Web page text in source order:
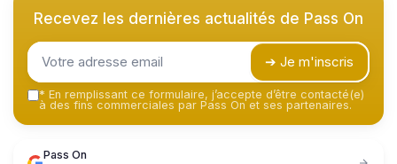
Recevez les dernières actualités de Pass On
➔ Je m'inscris
* En remplissant ce formulaire, j’accepte d’être contacté(e)
à des fins commerciales par Pass On et ses partenaires.
Pass On